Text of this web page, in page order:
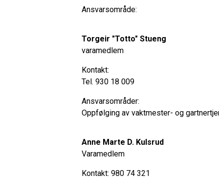
Ansvarsområde:
Torgeir "Totto" Stueng
varamedlem
Kontakt:
Tel. 930 18 009
Ansvarsområder:
Oppfølging av vaktmester- og
Anne Marte D. Kulsrud
Varamedlem
Kontakt: 980 74 321